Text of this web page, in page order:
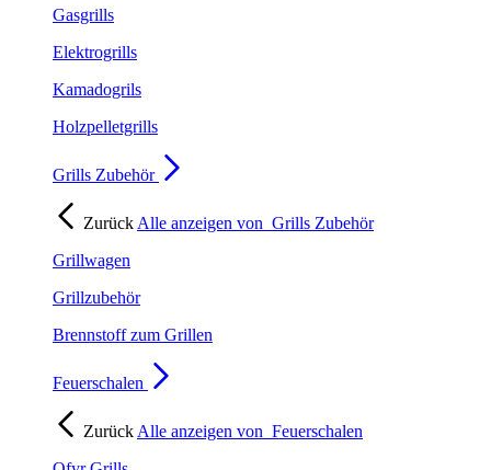
Gasgrills
Elektrogrills
Kamadogrils
Holzpelletgrills
Grills Zubehör
Zurück Alle anzeigen von Grills Zubehör
Grillwagen
Grillzubehör
Brennstoff zum Grillen
Feuerschalen
Zurück Alle anzeigen von Feuerschalen